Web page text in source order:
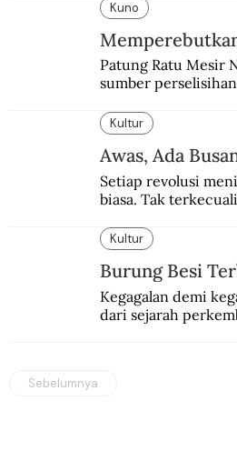
Kuno
Patung Ratu Mesir
sumber
Kultur
Awas, Ada
Setiap revolusi
biasa. Tak
Kultur
Burung Besi
Kegagalan demi
dari sejarah
Sebelumnya